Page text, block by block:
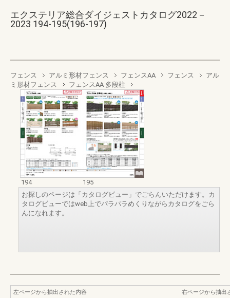
エクステリア総合ダイジェストカタログ2022－
2023 194-195(196-197)
フェンス アルミ形材フェンス フェンスAA フェンス
アル
ミ形材フェンス
フェンスAA 多段柱
194
195
お探しのページは「カタログビュー」でごらんいただけます。カ
タログビューではweb上でパラパラめくりながらカタログをごら
んになれます。
左ページから抽出された内容
右ページから抽出